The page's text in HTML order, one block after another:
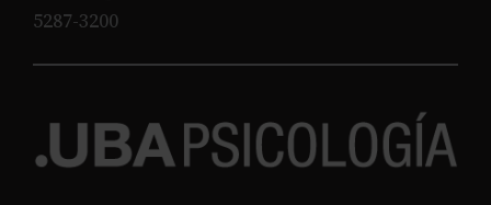
5287-3200